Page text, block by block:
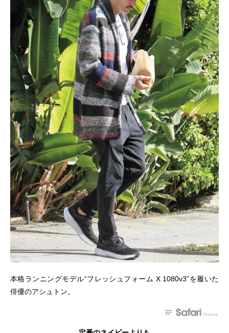
本格ランニングモデル“フレッシュフォーム X 1080v3”を履いた
俳優のアシュトン。